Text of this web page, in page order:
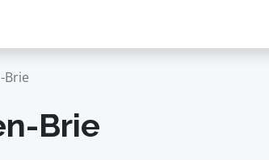
Brie
Brie